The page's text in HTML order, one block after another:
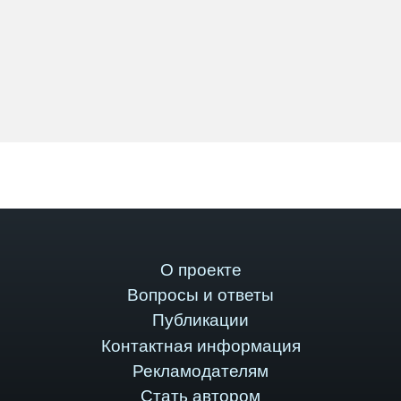
О проекте
Вопросы и ответы
Публикации
Контактная информация
Рекламодателям
Стать автором